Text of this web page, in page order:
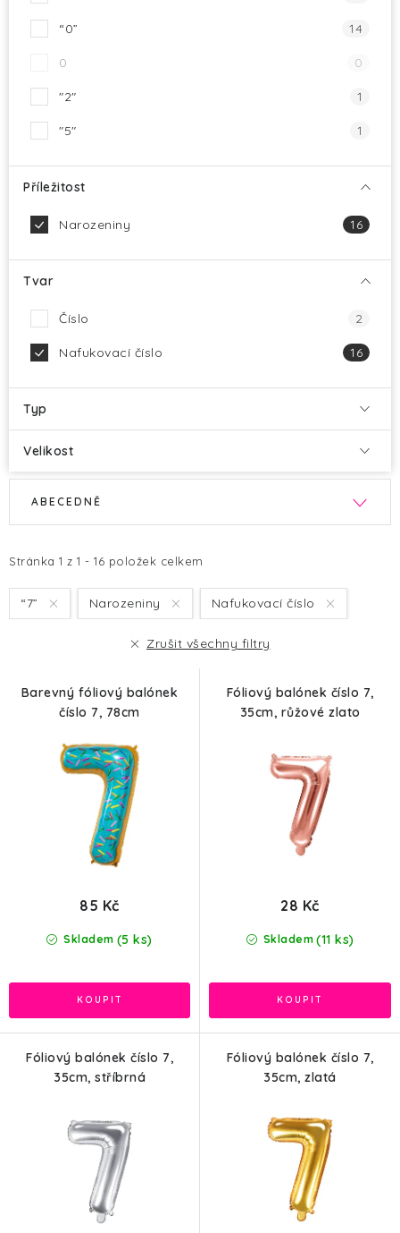
“0” 14
0 0
"2" 1
"5" 1
Příležitost
Narozeniny 16
Tvar
Číslo 2
Nafukovací číslo 16
Typ
Velikost
i
s
p
d
Stránka 1 z 1 - 16 položek celkem
e
n
í
o
ABECEDNĚ
“7” Narozeniny Nafukovací číslo
Zrušit všechny filtry
Barevný fóliový balónek
číslo 7, 78cm
Skladem (5 ks)
85 Kč
Fóliový balónek číslo 7,
35cm, růžové zlato
Skladem (11 ks)
28 Kč
Fóliový balónek číslo 7,
35cm, stříbrná
Fóliový balónek číslo 7,
35cm, zlatá